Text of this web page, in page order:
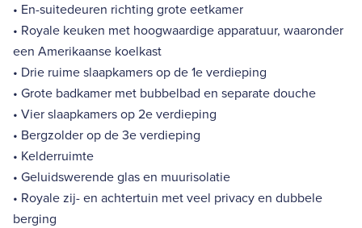
• En-suitedeuren richting grote eetkamer
• Royale keuken met hoogwaardige apparatuur, waaronder
een Amerikaanse koelkast
• Drie ruime slaapkamers op de 1e verdieping
• Grote badkamer met bubbelbad en separate douche
• Vier slaapkamers op 2e verdieping
• Bergzolder op de 3e verdieping
• Kelderruimte
• Geluidswerende glas en muurisolatie
• Royale zij- en achtertuin met veel privacy en dubbele
berging